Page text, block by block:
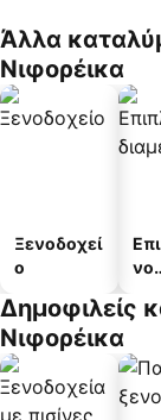
Άλλα
Νιφορέικα
Ξενοδοχεί
ο
νο
α
Δημοφιλείς
Νιφορέικα